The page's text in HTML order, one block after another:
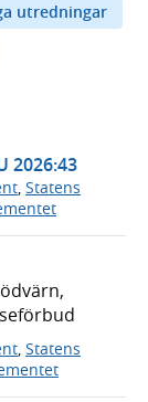
utredningar
2026:43
, Statens
Statens